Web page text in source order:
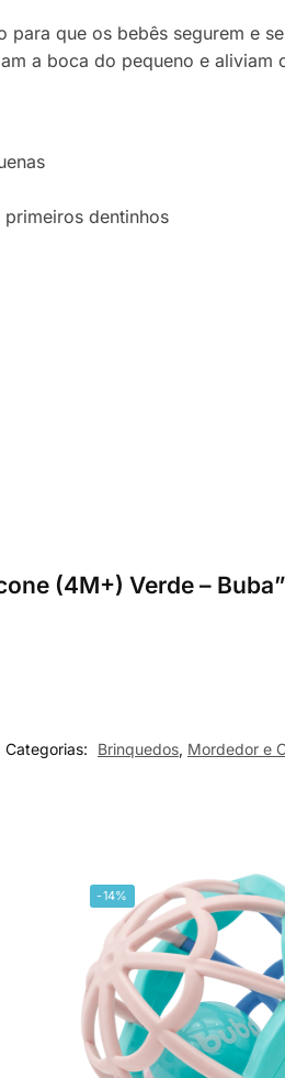
para que os bebês segurem e
a boca do pequeno e
dentinhos
(4M+) Verde – Buba”
Categorias: Brinquedos, Mordedor e
-14%